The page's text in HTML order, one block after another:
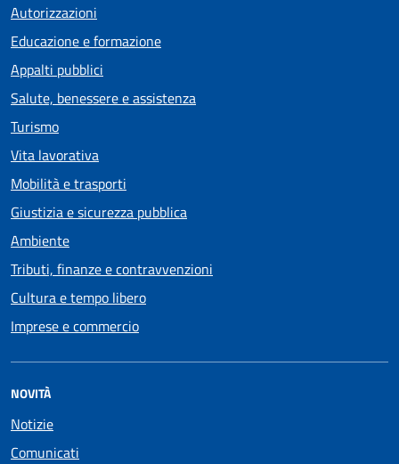
Autorizzazioni
Educazione e formazione
Appalti pubblici
Salute, benessere e assistenza
Turismo
Vita lavorativa
Mobilità e trasporti
Giustizia e sicurezza pubblica
Ambiente
Tributi, finanze e contravvenzioni
Cultura e tempo libero
Imprese e commercio
NOVITÀ
Notizie
Comunicati